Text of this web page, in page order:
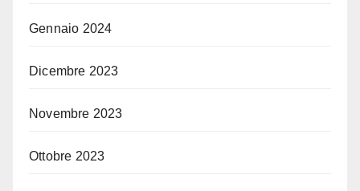
Gennaio 2024
Dicembre 2023
Novembre 2023
Ottobre 2023